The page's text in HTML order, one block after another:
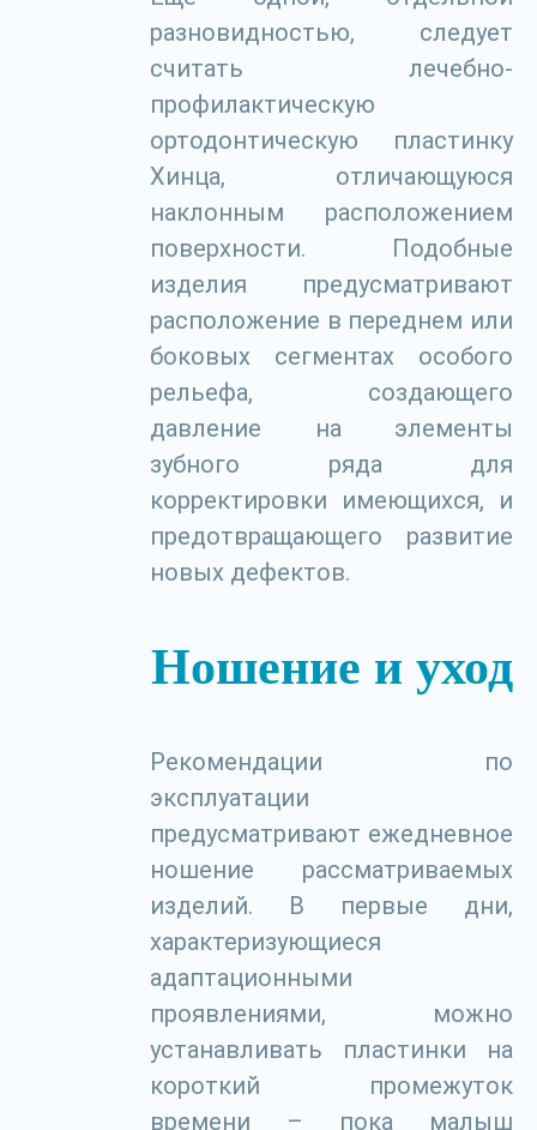
разновидностью, следует
считать лечебно-
профилактическую
ортодонтическую пластинку
Хинца, отличающуюся
наклонным расположением
поверхности. Подобные
изделия предусматривают
расположение в переднем или
боковых сегментах особого
рельефа, создающего
давление на элементы
зубного ряда для
корректировки имеющихся, и
предотвращающего развитие
новых дефектов.
Ношение и уход
Рекомендации по
эксплуатации
предусматривают ежедневное
ношение рассматриваемых
изделий. В первые дни,
характеризующиеся
адаптационными
проявлениями, можно
устанавливать пластинки на
короткий промежуток
времени – пока малыш